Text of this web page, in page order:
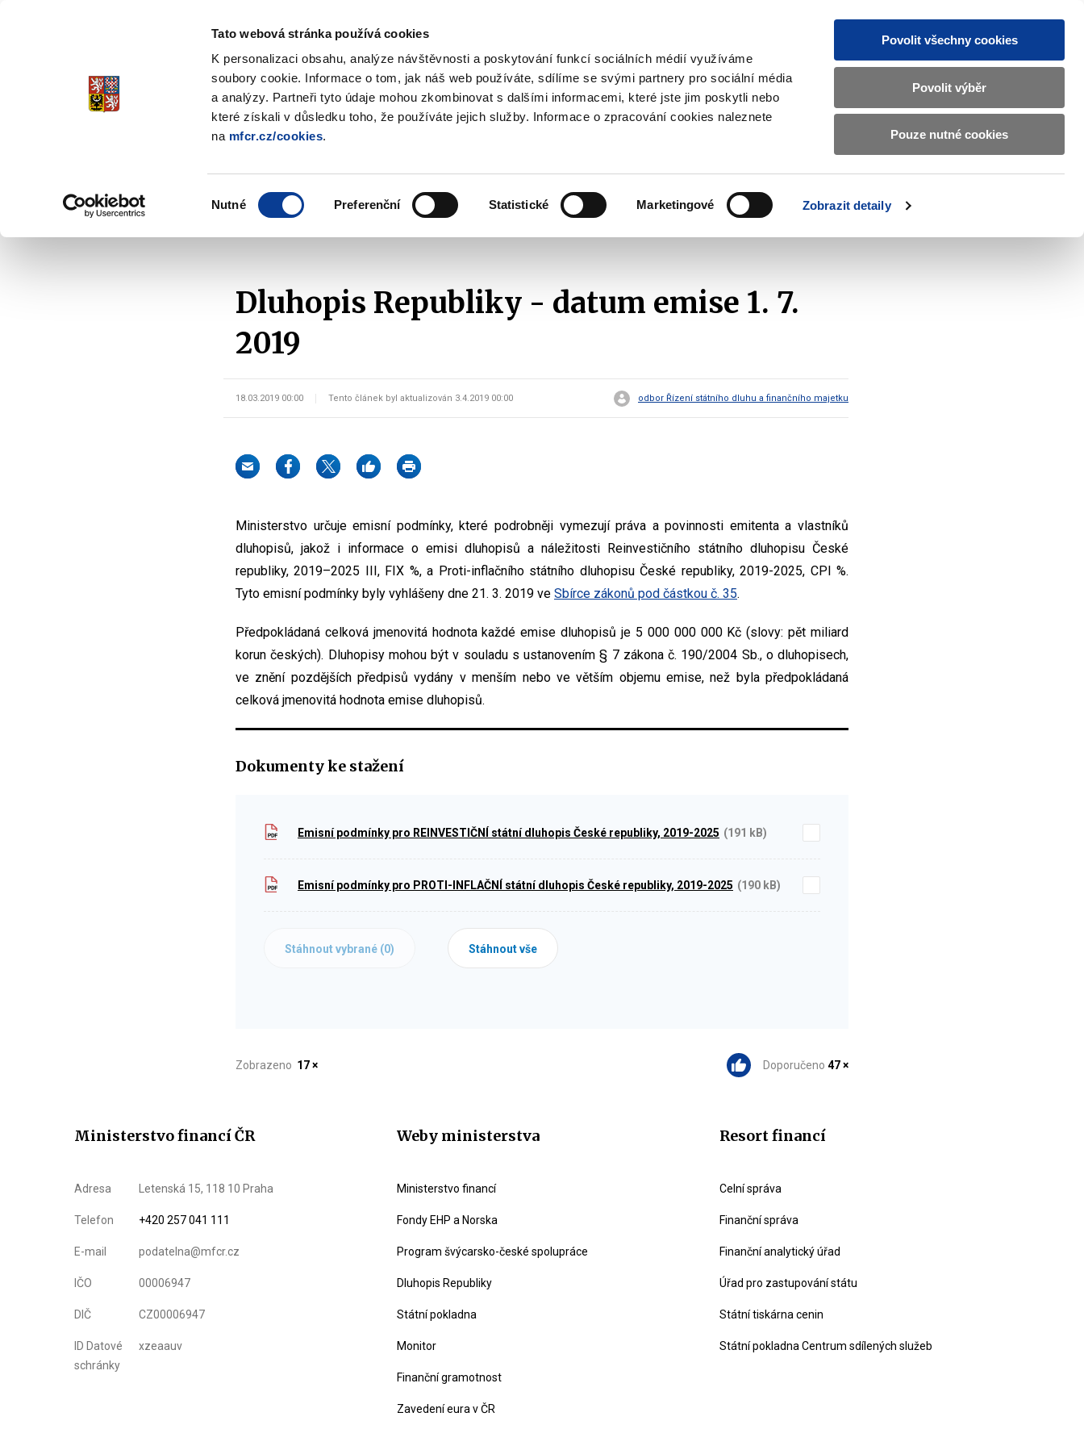
Tato webová stránka používá cookies
K personalizaci obsahu, analýze návštěvnosti a poskytování funkcí sociálních médií využíváme
soubory cookie. Informace o tom, jak náš web používáte, sdílíme se svými partnery pro sociální média
a analýzy. Partneři tyto údaje mohou zkombinovat s dalšími informacemi, které jste jim poskytli nebo
které získali v důsledku toho, že používáte jejich služby. Informace o zpracování cookies naleznete
na mfcr.cz/cookies.
Nutné Preferenční Statistické Marketingové Zobrazit detaily
Povolit všechny cookies
Povolit výběr
Pouze nutné cookies
Spořicí státní dluhopisy
Stabilita, Spolehlivost, Důvěryhodnost Vyhledat
Pohybujte
šipkami
pro
MAJETKOVÝ ÚČET
submenu
dluhopisech
submenu
investovat
submenu
Užitečné
submenu
a
oznámení
Kontakty
Dluhopis Republiky - datum emise 1. 7.
2019
18.03.2019 00:00 Tento článek byl aktualizován 3.4.2019 00:00 odbor Řízení státního dluhu a finančního majetku
Ministerstvo určuje emisní podmínky, které podrobněji vymezují práva a povinnosti emitenta a vlastníků
dluhopisů, jakož i informace o emisi dluhopisů a náležitosti Reinvestičního státního dluhopisu České
republiky, 2019–2025 III, FIX %, a Proti-inflačního státního dluhopisu České republiky, 2019-2025, CPI %.
Tyto emisní podmínky byly vyhlášeny dne 21. 3. 2019 ve Sbírce zákonů pod částkou č. 35.
Předpokládaná celková jmenovitá hodnota každé emise dluhopisů je 5 000 000 000 Kč (slovy: pět miliard
korun českých). Dluhopisy mohou být v souladu s ustanovením § 7 zákona č. 190/2004 Sb., o dluhopisech,
ve znění pozdějších předpisů vydány v menším nebo ve větším objemu emise, než byla předpokládaná
celková jmenovitá hodnota emise dluhopisů.
Dokumenty ke stažení
Emisní podmínky pro REINVESTIČNÍ státní dluhopis České republiky, 2019-2025 (191 kB)
Emisní podmínky pro PROTI-INFLAČNÍ státní dluhopis České republiky, 2019-2025 (190 kB)
Stáhnout vybrané (0) Stáhnout vše
Zobrazeno 17 × Doporučeno 47 ×
Ministerstvo financí ČR
Adresa Letenská 15, 118 10 Praha
Telefon +420 257 041 111
E-mail podatelna@mfcr.cz
IČO 00006947
DIČ CZ00006947
ID Datové
schránky
xzeaauv
Weby ministerstva
Ministerstvo financí
Fondy EHP a Norska
Program švýcarsko-české spolupráce
Dluhopis Republiky
Státní pokladna
Monitor
Finanční gramotnost
Zavedení eura v ČR
Resort financí
Celní správa
Finanční správa
Finanční analytický úřad
Úřad pro zastupování státu
Státní tiskárna cenin
Státní pokladna Centrum sdílených služeb